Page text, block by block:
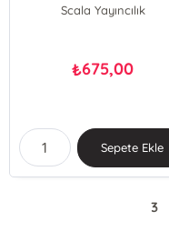
Scala Yayıncılık
₺675,00
Sepete Ekle
3